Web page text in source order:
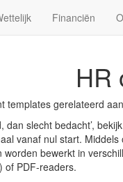
Financiën
HR
templates gerelateerd
dan slecht bedacht’,
vanaf nul start.
bewerkt in
of PDF-readers.